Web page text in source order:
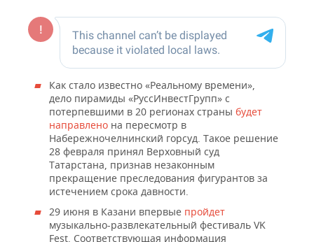
Как стало известно «Реальному времени»,
дело пирамиды «РуссИнвестГрупп» с
потерпевшими в 20 регионах страны будет
направлено на пересмотр в
Набережночелнинский горсуд. Такое решение
28 февраля принял Верховный суд
Татарстана, признав незаконным
прекращение преследования фигурантов за
истечением срока давности.
29 июня в Казани впервые пройдет
музыкально-развлекательный фестиваль VK
Fest. Соответствующая информация